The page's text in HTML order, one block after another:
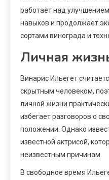
работает над
навыков и продолжает
сортами винограда и
Личная
Винарис Ильегет
скрытным человеком,
личной жизни
избегает разговоров о
положении. Однако
известной актрисой,
неизвестным причинам.
В свободное время